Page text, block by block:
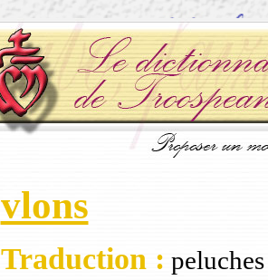
vlons
Traduction :